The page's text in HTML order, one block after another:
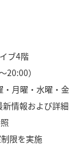
ブ4階
20:00）
月曜・水曜・金
情報および詳細
限を実施